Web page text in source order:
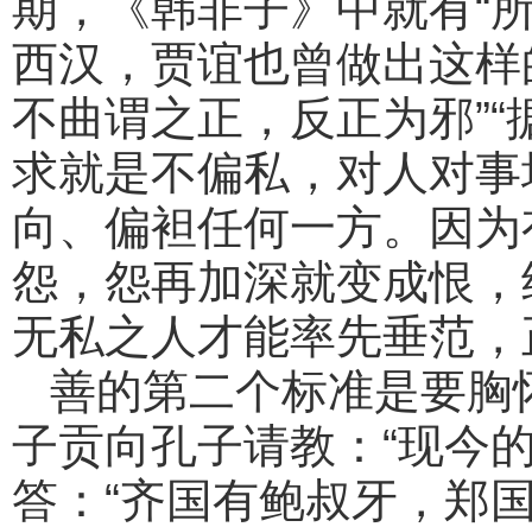
西汉，贾谊也曾做出这样
不曲谓之正，反正为邪
求就是不偏私，对人对
向、偏袒任何一方。因
怨，怨再加深就变成恨
无私之人才能率先垂范
善的第二个标准是要
子贡向孔子请教：“现今
答：“齐国有鲍叔牙，郑